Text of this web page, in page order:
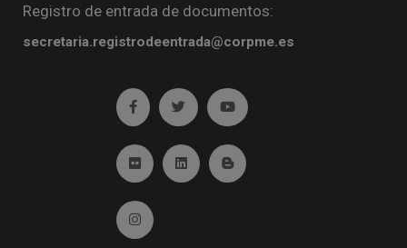
Registro de entrada de documentos:
secretaria.registrodeentrada@corpme.es
Ir a facebook (abre en ventana nueva)
Ir a twitter (abre en ventana nueva)
Ir a YouTube (abre en
Ir a Flickr (abre en ventana nueva)
Ir a Linkedin (abre en ventana nueva)
Ir al Blog (abre en ventana
Ir a Instagram (abre en ventana nueva)